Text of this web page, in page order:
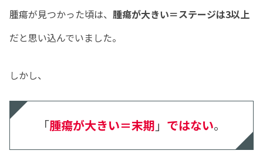
腫瘍が見つかった頃は、 腫瘍が大きい＝ステージは3以上
だと思い込んでいました。
しかし、
「腫瘍が大きい＝末期 」 ではない。